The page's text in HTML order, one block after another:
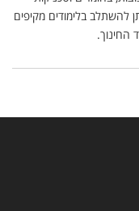
להשתלב בלימודים מקיפים
החינוך.